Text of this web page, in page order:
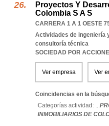
Proyectos Y
Colombia S A S
CARRERA 1 A 1 OESTE
Actividades de ingeniería
consultoría técnica
SOCIEDAD POR
Ver empresa Ver
Coincidencias en la
Categorías actividad: ...
INMOBILIARIOS DE